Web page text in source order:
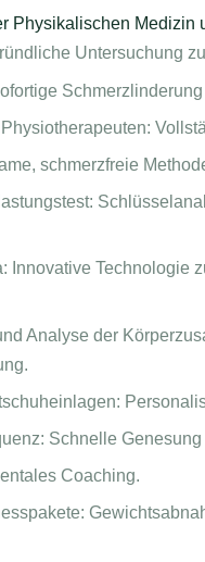
Physikalischen Medizin
Untersuchung
Physiotherapeuten:
schmerzfreie
Innovative
Analyse der
Schnelle
Coaching.